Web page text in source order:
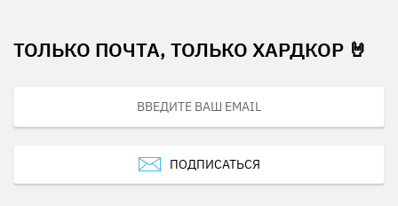
ТОЛЬКО ПОЧТА, ТОЛЬКО ХАРДКОР 🤘
ПОДПИСАТЬСЯ